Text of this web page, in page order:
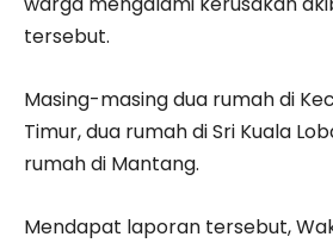
tersebut.
Masing-masing dua rumah di
Timur, dua rumah di Sri Kuala
rumah di Mantang.
Mendapat laporan tersebut,